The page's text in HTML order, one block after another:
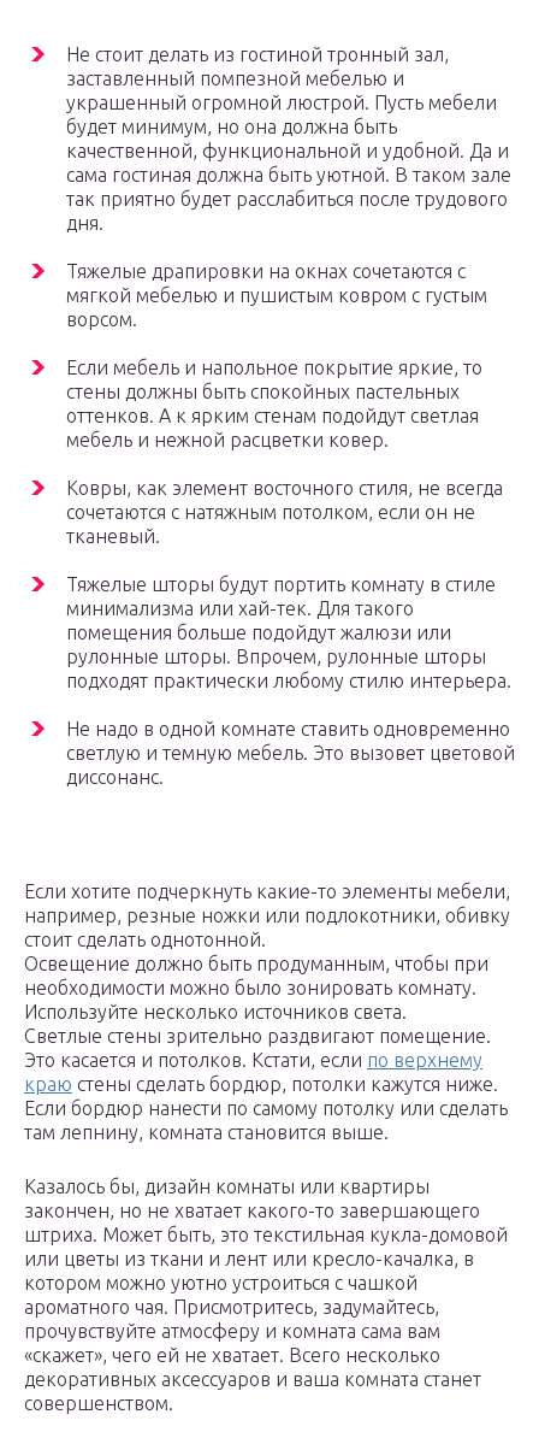
Не стоит делать из гостиной тронный зал,
заставленный помпезной мебелью и
украшенный огромной люстрой. Пусть мебели
будет минимум, но она должна быть
качественной, функциональной и удобной. Да и
сама гостиная должна быть уютной. В таком зале
так приятно будет расслабиться после трудового
дня.
Тяжелые драпировки на окнах сочетаются с
мягкой мебелью и пушистым ковром с густым
ворсом.
Если мебель и напольное покрытие яркие, то
стены должны быть спокойных пастельных
оттенков. А к ярким стенам подойдут светлая
мебель и нежной расцветки ковер.
Ковры, как элемент восточного стиля, не всегда
сочетаются с натяжным потолком, если он не
тканевый.
Тяжелые шторы будут портить комнату в стиле
минимализма или хай-тек. Для такого
помещения больше подойдут жалюзи или
рулонные шторы. Впрочем, рулонные шторы
подходят практически любому стилю интерьера.
Не надо в одной комнате ставить одновременно
светлую и темную мебель. Это вызовет цветовой
диссонанс.
Если хотите подчеркнуть какие-то элементы мебели,
например, резные ножки или подлокотники, обивку
стоит сделать однотонной.
Освещение должно быть продуманным, чтобы при
необходимости можно было зонировать комнату.
Используйте несколько источников света.
Светлые стены зрительно раздвигают помещение.
Это касается и потолков. Кстати, если по верхнему
краю стены сделать бордюр, потолки кажутся ниже.
Если бордюр нанести по самому потолку или сделать
там лепнину, комната становится выше.
Казалось бы, дизайн комнаты или квартиры
закончен, но не хватает какого-то завершающего
штриха. Может быть, это текстильная кукла-домовой
или цветы из ткани и лент или кресло-качалка, в
котором можно уютно устроиться с чашкой
ароматного чая. Присмотритесь, задумайтесь,
прочувствуйте атмосферу и комната сама вам
«скажет», чего ей не хватает. Всего несколько
декоративных аксессуаров и ваша комната станет
совершенством.